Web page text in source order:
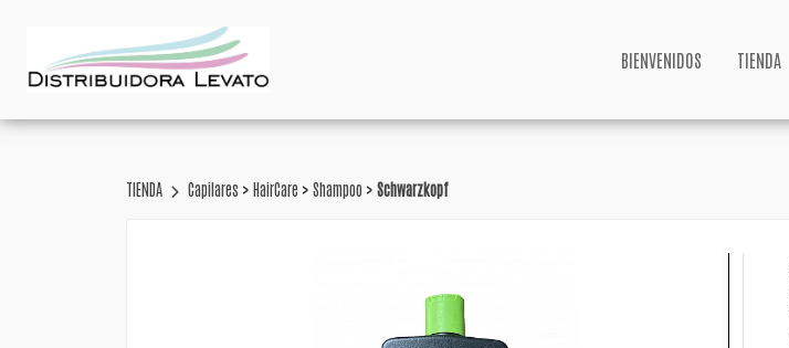
BIENVENIDOS TIENDA
TIENDA Capilares > HairCare > Shampoo > Schwarzkopf